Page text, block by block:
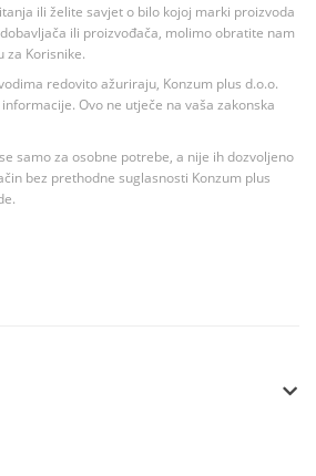
ili želite savjet o bilo kojoj marki proizvoda
ili proizvođača, molimo obratite nam
za Korisnike.
redovito ažuriraju, Konzum plus d.o.o.
Ovo ne utječe na vaša zakonska
samo za osobne potrebe, a nije ih dozvoljeno
bez prethodne suglasnosti Konzum plus